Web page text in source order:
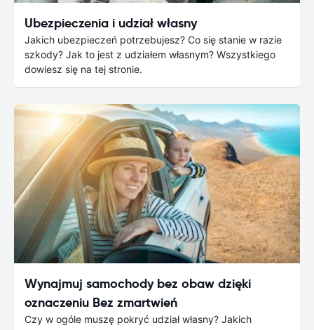
Ubezpieczenia i udział własny
Jakich ubezpieczeń potrzebujesz? Co się stanie w razie
szkody? Jak to jest z udziałem własnym? Wszystkiego
dowiesz się na tej stronie.
Wynajmuj samochody bez obaw dzięki
oznaczeniu Bez zmartwień
Czy w ogóle muszę pokryć udział własny? Jakich